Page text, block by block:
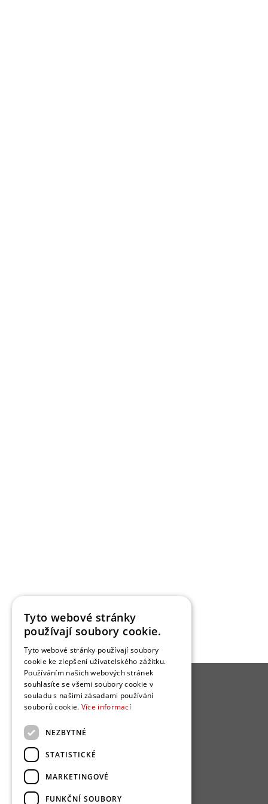
O BYDLENÍ
Dům / architektura
Dřevostavba
Tyto webové stránky
používají soubory cookie.
Tyto webové stránky používají soubory
cookie ke zlepšení uživatelského zážitku.
Používáním našich webových stránek
souhlasíte se všemi soubory cookie v
souladu s našimi zásadami používání
souborů cookie. Více informací
NEZBYTNÉ
STATISTICKÉ
MARKETINGOVÉ
FUNKČNÍ SOUBORY